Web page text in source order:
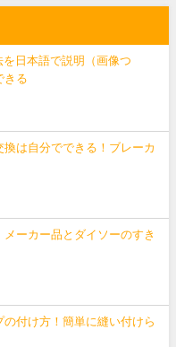
日本語で説明（画像つ
きる
は自分でできる！ブレーカ
ーカー品とダイソーのすき
付け方！簡単に縫い付けら